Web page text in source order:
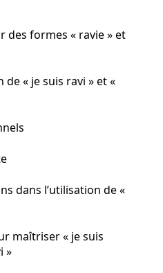
des formes « ravie » et
de « je suis ravi » et «
dans l’utilisation de «
maîtriser « je suis
»